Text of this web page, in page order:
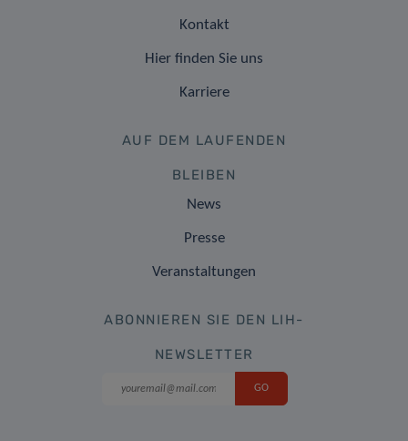
Kontakt
Hier finden Sie uns
Karriere
AUF DEM LAUFENDEN
BLEIBEN
News
Presse
Veranstaltungen
ABONNIEREN SIE DEN LIH-
NEWSLETTER